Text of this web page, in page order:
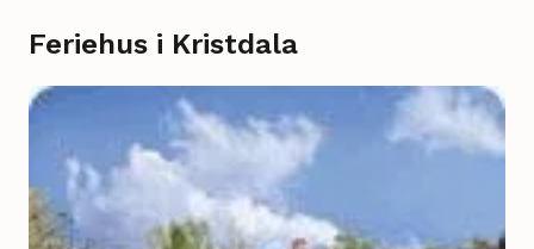
Feriehus i Kristdala